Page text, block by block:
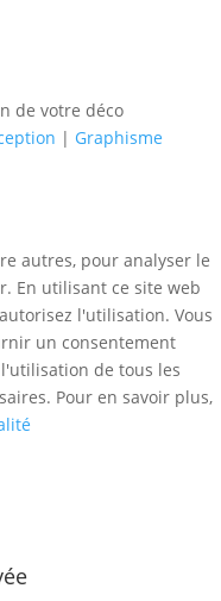
de votre déco
| Graphisme
autres, pour analyser le
En utilisant ce site web
l'utilisation. Vous
un consentement
de tous les
Pour en savoir plus,